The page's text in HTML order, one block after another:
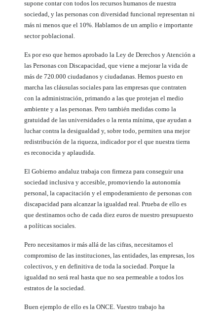
supone contar con todos los recursos humanos de nuestra
sociedad, y las personas con diversidad funcional representan ni
más ni menos que el 10%. Hablamos de un amplio e importante
sector poblacional.
Es por eso que hemos aprobado la Ley de Derechos y Atención a
las Personas con Discapacidad, que viene a mejorar la vida de
más de 720.000 ciudadanos y ciudadanas. Hemos puesto en
marcha las cláusulas sociales para las empresas que contraten
con la administración, primando a las que protejan el medio
ambiente y a las personas. Pero también medidas como la
gratuidad de las universidades o la renta mínima, que ayudan a
luchar contra la desigualdad y, sobre todo, permiten una mejor
redistribución de la riqueza, indicador por el que nuestra tierra
es reconocida y aplaudida.
El Gobierno andaluz trabaja con firmeza para conseguir una
sociedad inclusiva y accesible, promoviendo la autonomía
personal, la capacitación y el empoderamiento de personas con
discapacidad para alcanzar la igualdad real. Prueba de ello es
que destinamos ocho de cada diez euros de nuestro presupuesto
a políticas sociales.
Pero necesitamos ir más allá de las cifras, necesitamos el
compromiso de las instituciones, las entidades, las empresas, los
colectivos, y en definitiva de toda la sociedad. Porque la
igualdad no será real hasta que no sea permeable a todos los
estratos de la sociedad.
Buen ejemplo de ello es la ONCE. Vuestro trabajo ha